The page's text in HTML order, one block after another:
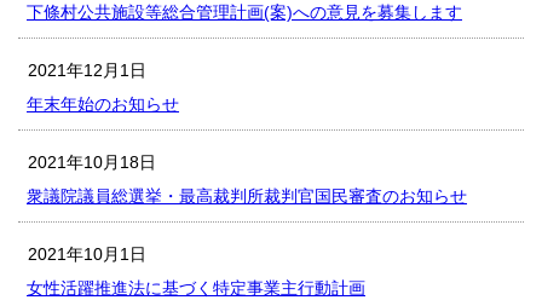
下條村公共施設等総合管理計画(案)への意見を募集します
2021年12月1日
年末年始のお知らせ
2021年10月18日
衆議院議員総選挙・最高裁判所裁判官国民審査のお知らせ
2021年10月1日
女性活躍推進法に基づく特定事業主行動計画